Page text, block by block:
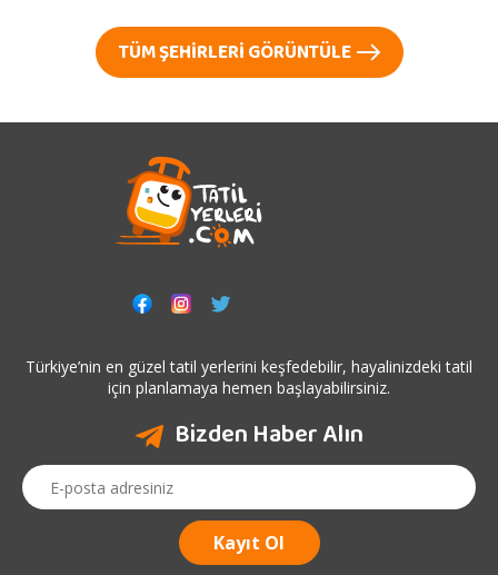
TÜM ŞEHIRLERI GÖRÜNTÜLE
Türkiye’nin en güzel tatil yerlerini keşfedebilir, hayalinizdeki tatil
için planlamaya hemen başlayabilirsiniz.
Bizden Haber Alın